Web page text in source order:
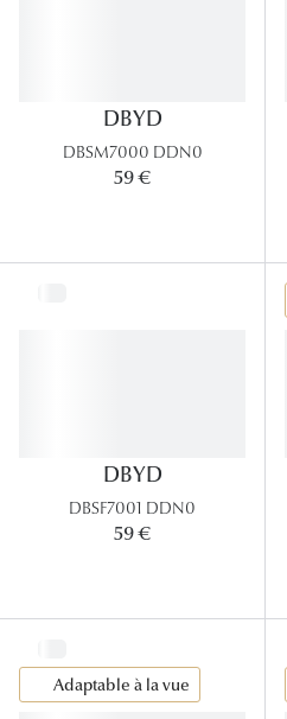
DBYD
DBSM7000 DDN0
59 €
DBYD
DBSF7001 DDN0
59 €
Adaptable à la vue